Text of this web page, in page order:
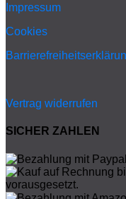
Impressum
Cookies
Vertrag widerrufen
SICHER ZAHLEN